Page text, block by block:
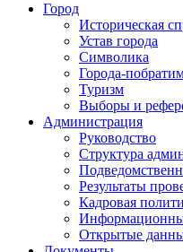
Город
Историческая
Устав города
Символика
Города-
Туризм
Выборы и
Администрация
Руководство
Структура
Результаты
Кадровая
Открытые